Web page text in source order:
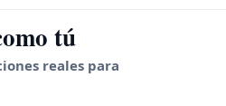
tú
reales para